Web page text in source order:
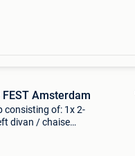
Amsterdam
consisting of: 1x 2-
divan / chaise